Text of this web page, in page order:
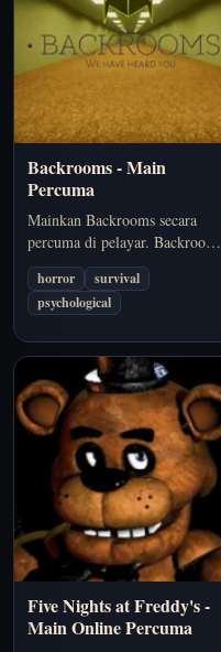
Backrooms - Main
Percuma
Mainkan Backrooms secara
percuma di pelayar. Backrooms
menekankan ketegangan
labirin, rasa disorientasi, dan
ketakutan terperangkap dalam
stabil. Pilihan yang sesuai jika
anda mahukan…
horror
survival
psychological
Five Nights at Freddy's -
Main Online Percuma